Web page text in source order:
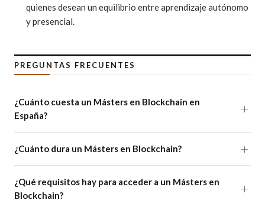
quienes desean un equilibrio entre aprendizaje autónomo
y presencial.
PREGUNTAS FRECUENTES
¿Cuánto cuesta un Másters en Blockchain en
España?
¿Cuánto dura un Másters en Blockchain?
¿Qué requisitos hay para acceder a un Másters en
Blockchain?